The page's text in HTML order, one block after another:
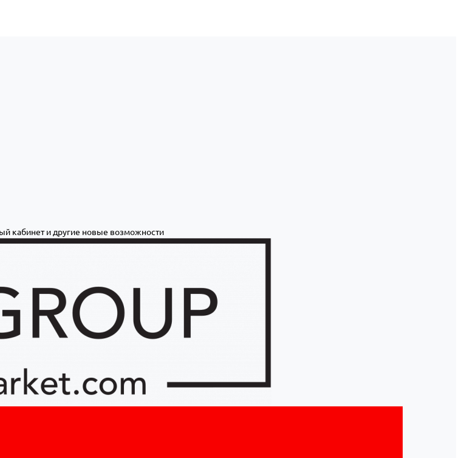
кабинет и другие новые возможности